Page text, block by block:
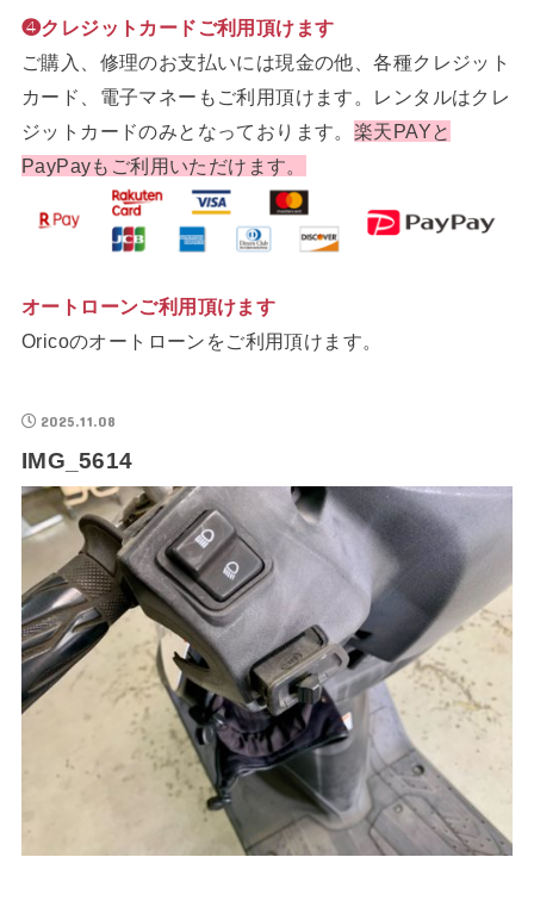
❹クレジットカードご利用頂けます
ご購入、修理のお支払いには現金の他、各種クレジット
カード、電子マネーもご利用頂けます。レンタルはクレ
ジットカードのみとなっております。 楽天PAYと
PayPayもご利用いただけます。
オートローンご利用頂けます
Oricoのオートローンをご利用頂けます。
2025.11.08
IMG_5614